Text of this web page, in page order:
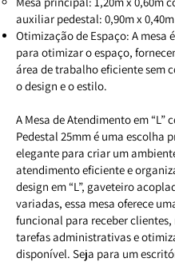
auxiliar pedestal: 0,90m x 0,40m
Otimização de Espaço: A mesa
para otimizar o espaço,
área de trabalho eficiente sem
o design e o estilo.
A Mesa de Atendimento em “L”
Pedestal 25mm é uma escolha
elegante para criar um
atendimento eficiente e
design em “L”, gaveteiro
variadas, essa mesa oferece
funcional para receber
tarefas administrativas e
disponível. Seja para um